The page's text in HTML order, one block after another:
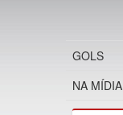
GOLS
NA MÍDIA